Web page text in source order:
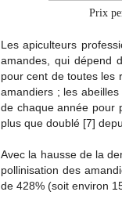
Prix
Les apiculteurs
amandes, qui dépend
pour cent de toutes les
amandiers ; les
de chaque année pour
plus que doublé [7]
Avec la hausse de la
pollinisation des
de 428% (soit environ